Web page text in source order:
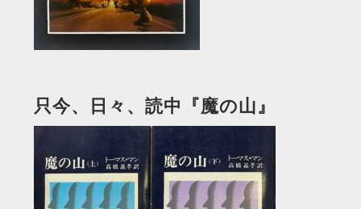
只今、日々、読中『魔の山』